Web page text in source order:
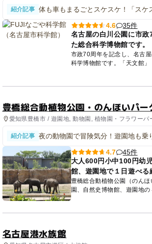
紹介記事
体も車もまるごとスケスケ！「スケ
4.6
35件
名古屋の白川公園に市
た総合科学博物館です。
市政70周年を記念し、名古
科学博物館です。「天文館
豊橋総合動植物公園・のんほいパー
愛知県豊橋市 / 遊園地, 動物園, 植物園・フラワーパ
紹介記事
夜の動物園で冒険気分！遊園地も乗
4.7
45件
大人600円小中100円幼
館、遊園地で１日遊べる
豊橋総合動植物公園（のん
園、自然史博物館、遊園地
遊び尽くせないほど。動物園
名古屋港水族館